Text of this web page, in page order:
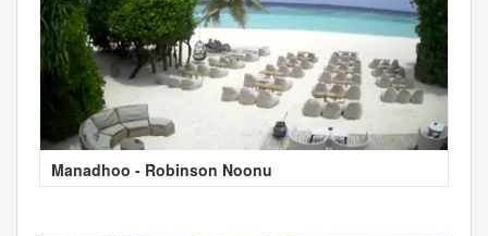
Manadhoo - Robinson Noonu